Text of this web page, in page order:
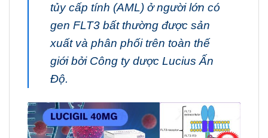
tủy cấp tính (AML) ở người lớn có
gen FLT3 bất thường được sản
xuất và phân phối trên toàn thế
giới bởi Công ty dược Lucius Ấn
Độ.